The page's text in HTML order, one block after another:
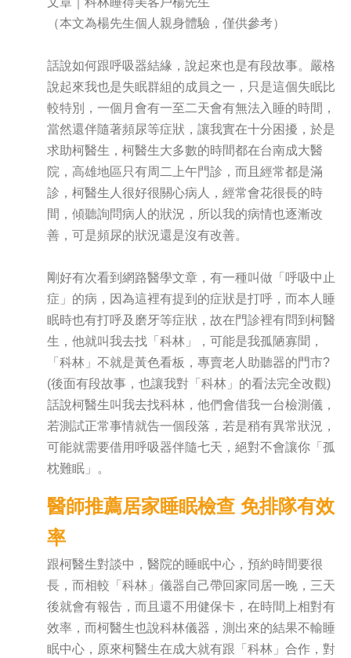
（本文為楊先生個人親身體驗，僅供參考）
話說如何跟呼吸器結緣，說起來也是有段故事。嚴格
說起來我也是失眠群組的成員之一，只是這個失眠比
較特別，一個月會有一至二天會有無法入睡的時間，
當然還伴隨著頻尿等症狀，讓我實在十分困擾，於是
求助柯醫生，柯醫生大多數的時間都在台南成大醫
院，高雄地區只有周二上午門診，而且經常都是滿
診，柯醫生人很好很關心病人，經常會花很長的時
間，傾聽詢問病人的狀況，所以我的病情也逐漸改
善，可是頻尿的狀況還是沒有改善。
剛好有次看到網路醫學文章，有一種叫做「呼吸中止
症」的病，因為這裡有提到的症狀是打呼，而本人睡
眠時也有打呼及磨牙等症狀，故在門診裡有問到柯醫
生，他就叫我去找「科林」，可能是我孤陋寡聞，
「科林」不就是黃色看板，專賣老人助聽器的門市?
(後面有段故事，也讓我對「科林」的看法完全改觀)
話說柯醫生叫我去找科林，他們會借我一台檢測儀，
若測試正常事情就告一個段落，若是稍有異常狀況，
可能就需要借用呼吸器伴隨七天，絕對不會讓你「孤
枕難眠」。
醫師推薦居家睡眠檢查 免排隊有效
率
跟柯醫生對談中，醫院的睡眠中心，預約時間要很
長，而相較「科林」儀器自己帶回家同居一晚，三天
後就會有報告，而且還不用健保卡，在時間上相對有
效率，而柯醫生也說科林儀器，測出來的結果不輸睡
眠中心，原來柯醫生在成大就有跟「科林」合作，對